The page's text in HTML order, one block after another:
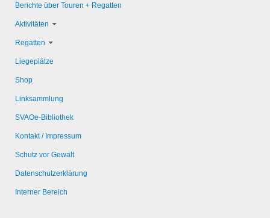
Berichte über Touren + Regatten
Aktivitäten
Regatten
Liegeplätze
Shop
Linksammlung
SVAOe-Bibliothek
Kontakt / Impressum
Schutz vor Gewalt
Datenschutzerklärung
Interner Bereich